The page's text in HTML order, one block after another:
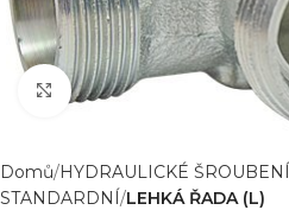
Zvětšit obrázek
Domů HYDRAULICKÉ ŠROUBENÍ
STANDARDNÍ LEHKÁ ŘADA (L)